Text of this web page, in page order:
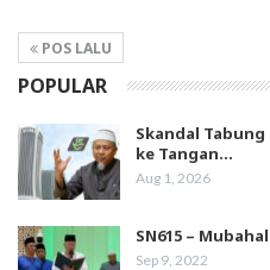
POS LALU
POPULAR
Skandal
ke Tangan…
Aug 1, 2026
SN615 –
Sep 9, 2022